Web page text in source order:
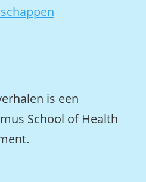
is een
School of Health